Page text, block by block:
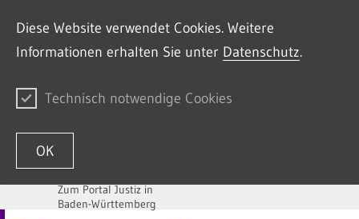
Diese Website verwendet Cookies. Weitere
Informationen erhalten Sie unter Datenschutz.
Technisch notwendige Cookies
OK
Zum Inhalt springen
Zum Portal Justiz in
Baden-Württemberg